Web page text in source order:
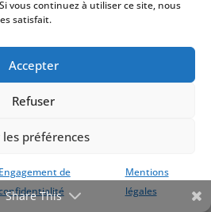
vous continuez à utiliser ce site, nous
satisfait.
Accepter
Refuser
les préférences
Engagement de
Mentions
légales
avoir un site
,Marketing Digital,Site
digitale
Share This